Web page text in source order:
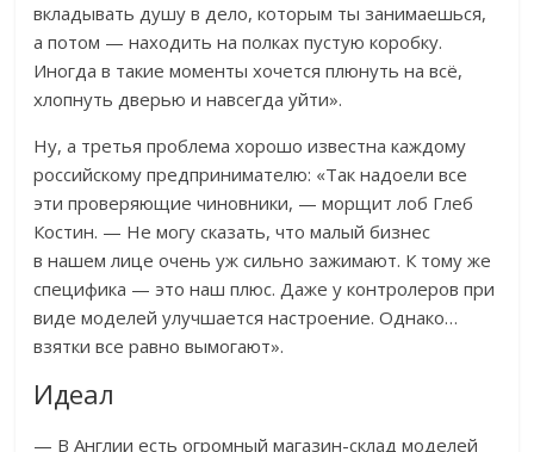
вкладывать душу в дело, которым ты занимаешься,
а потом — находить на полках пустую коробку.
Иногда в такие моменты хочется плюнуть на всё,
хлопнуть дверью и навсегда уйти».
Ну, а третья проблема хорошо известна каждому
российскому предпринимателю: «Так надоели все
эти проверяющие чиновники, — морщит лоб Глеб
Костин. — Не могу сказать, что малый бизнес
в нашем лице очень уж сильно зажимают. К тому же
специфика — это наш плюс. Даже у контролеров при
виде моделей улучшается настроение. Однако…
взятки все равно вымогают».
Идеал
— В Англии есть огромный магазин-склад моделей